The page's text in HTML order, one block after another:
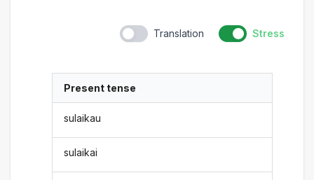
Translation Stress
Present tense
sulaikau
sulaikai